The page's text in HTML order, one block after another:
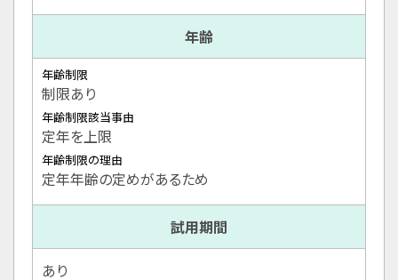
年齢
年齢制限
制限あり
年齢制限該当事由
定年を上限
年齢制限の理由
定年年齢の定めがあるため
試用期間
あり